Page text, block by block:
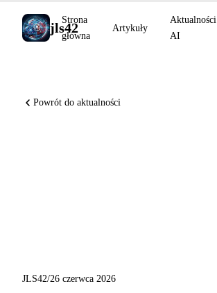
jls42
Strona
główna
Artykuły
Aktualności
AI
Powrót do aktualności
JLS42/26 czerwca 2026